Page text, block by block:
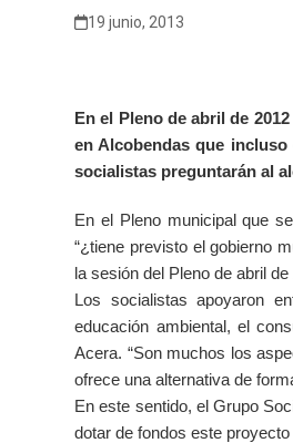
19 junio, 2013
En el Pleno de abril de
en Alcobendas que incluso
socialistas preguntarán al
En el Pleno municipal que
“¿tiene previsto el gobierno
la sesión del Pleno de abril de
Los socialistas apoyaron
educación ambiental, el
Acera. “Son muchos los
ofrece una alternativa de
En este sentido, el Grupo
dotar de fondos este